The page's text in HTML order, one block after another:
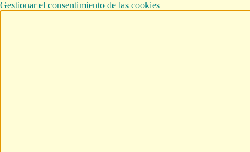
Gestionar el consentimiento de las cookies